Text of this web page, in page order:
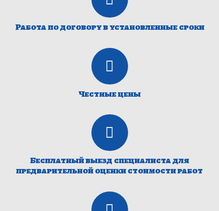
Работа по договору в установленные сроки
Честные цены
Бесплатный выезд специалиста для
предварительной оценки стоимости работ